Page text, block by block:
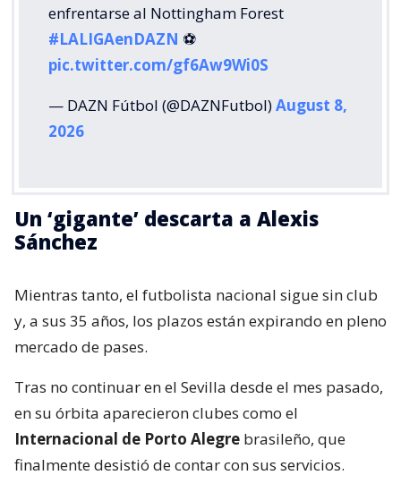
enfrentarse al Nottingham Forest
#LALIGAenDAZN ⚽️
pic.twitter.com/gf6Aw9Wi0S
— DAZN Fútbol (@DAZNFutbol)August 8,
2026
Un ‘gigante’ descarta a Alexis
Sánchez
Mientras tanto, el futbolista nacional sigue sin club
y, a sus 35 años, los plazos están expirando en pleno
mercado de pases.
Tras no continuar en el Sevilla desde el mes pasado,
en su órbita aparecieron clubes como el
Internacional de Porto Alegre brasileño, que
finalmente desistió de contar con sus servicios.